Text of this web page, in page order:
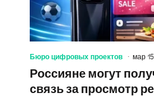
Бюро цифровых проектов мар
Россияне могут
связь за просмотр